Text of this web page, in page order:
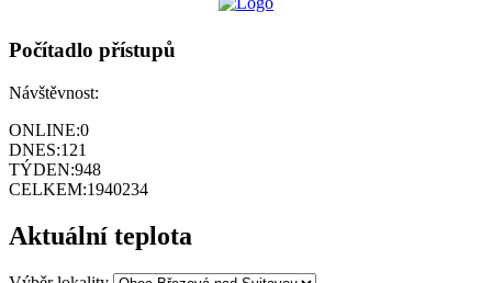
Počítadlo přístupů
Návštěvnost:
ONLINE:0
DNES:121
TÝDEN:948
CELKEM:1940234
Aktuální teplota